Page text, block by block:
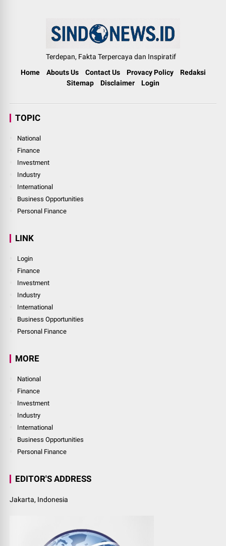
Terdepan, Fakta Terpercaya dan Inspiratif
Home
Abouts Us Contact Us Provacy Policy
Redaksi
Sitemap
Disclaimer Login
TOPIC
National
Finance
Investment
Industry
International
Business Opportunities
Personal Finance
LINK
Login
Finance
Investment
Industry
International
Business Opportunities
Personal Finance
MORE
National
Finance
Investment
Industry
International
Business Opportunities
Personal Finance
EDITOR'S ADDRESS
Jakarta, Indonesia